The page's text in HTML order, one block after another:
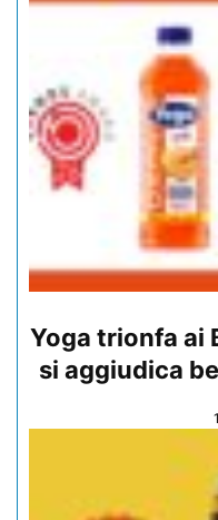
Yoga trionfa ai
si aggiudica